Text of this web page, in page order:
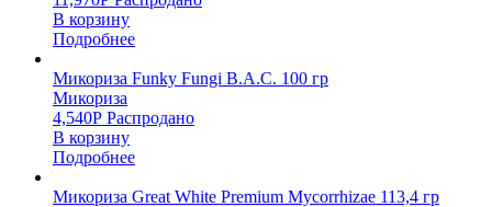
В корзину
Подробнее
Микориза Funky Fungi B.A.C. 100 гр
Микориза
4,540Р Распродано
В корзину
Подробнее
Микориза Great White Premium Mycorrhizae 113,4 гр